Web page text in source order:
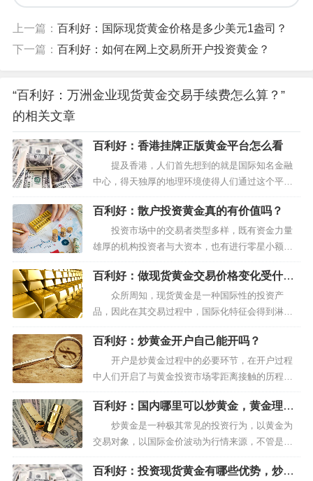
支付手续费用，以下两种情况除外：
B.如客户总存入金额的50%不曾用于建仓交易，或最
近一次存款后并未进行建仓交易，提款时将收取入金金额
的6%作为手续费。
以上就是关于万洲金业手续费问题的相关信息，了解
更多的现货黄金交易信息欢迎关注万洲金业。
以上资讯内容是由第三方提供，纯粹用作一般参考用途，
百利好并不保证所提供的第三方资讯的准确性、完整性、
及时性或适用性；亦不构成投资建议。
上一篇： 百利好：国际现货黄金价格是多少美元1盎司？
下一篇： 百利好：如何在网上交易所开户投资黄金？
“百利好：万洲金业现货黄金交易手续费怎么算？”
的相关文章
百利好：香港挂牌正版黄金平台怎么看
提及香港，人们首先想到的就是国际知名金融
中心，得天独厚的地理环境使得人们通过这个平台
大展身手。同时，香港还提供了民众参与国际黄金
投资市场的重要渠道，对于那些在香港挂牌的黄金
平台人们应该如何看待呢？ 实际上，香港地区
安全稳定的黄金交易平台均集中在金银业贸易场
中。香港金银业贸易场成立与1910...
百利好：散户投资黄金真的有价值吗？
投资市场中的交易者类型多样，既有资金力量
雄厚的机构投资者与大资本，也有进行零星小额买
卖的个体投资者，相比较前者而言，后者所能够进
行的交易规模相对有限，而且风险承担能力相对较
差，也被称之为“散户”，那么散户投资黄金真的有价
值吗？ 首先来看散户的特点—— 散户的基
本构成有工薪阶层或者具有一定...
百利好：做现货黄金交易价格变化受什么
影响
众所周知，现货黄金是一种国际性的投资产
品，因此在其交易过程中，国际化特征会得到淋漓
尽致的体现，掌握这一点，能够减少很多炒金盈利
的阻碍。现货黄金理财能够帮助人们在市场中获得
收益，前提是要准确判断行情，那么做现货黄金交
易，它的价格变化又受哪些因素影响呢？ 既然
国际性是其特征，那么现货黄金的价格...
百利好：炒黄金开户自己能开吗？
开户是炒黄金过程中的必要环节，在开户过程
中人们开启了与黄金投资市场零距离接触的历程，
只有开户完成，才意味着投资者们真正拥有了参与
国际黄金买卖的资格。正因为开户在交易过程中具
有不可替代的重要性，由此也会产生不少疑问，比
如炒黄金开户自己能开吗？ 人们选择黄金投资
的原因是多种多样的，或者是当前的...
百利好：国内哪里可以炒黄金，黄金理财
开户有哪些注意事项？
炒黄金是一种极其常见的投资行为，以黄金为
交易对象，以国际金价波动为行情来源，不管是做
多还是做空，买卖之间的差价都是盈利的重要构成
部分。在现如今的黄金市场中，国内炒金更是成为
百利好：投资现货黄金有哪些优势，炒黄